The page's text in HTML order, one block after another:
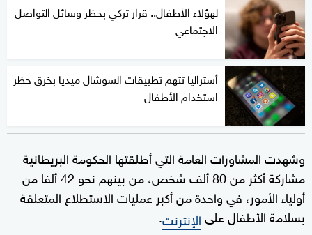
لهؤلاء الأطفال.. قرار تركي بحظر وسائل التواصل
الاجتماعي
أستراليا تتهم تطبيقات السوشال ميديا بخرق حظر
استخدام الأطفال
وشهدت المشاورات العامة التي أطلقتها الحكومة البريطانية
مشاركة أكثر من 80 ألف شخص، من بينهم نحو 42 ألفا من
أولياء الأمور، في واحدة من أكبر عمليات الاستطلاع المتعلقة
بسلامة الأطفال علىالإنترنت.